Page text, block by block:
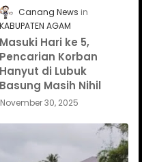
Canang News
KABUPATEN AGAM
Masuki Hari ke 5,
Pencarian Korban
Hanyut di Lubuk
Basung Masih Nihil
November 30, 2025